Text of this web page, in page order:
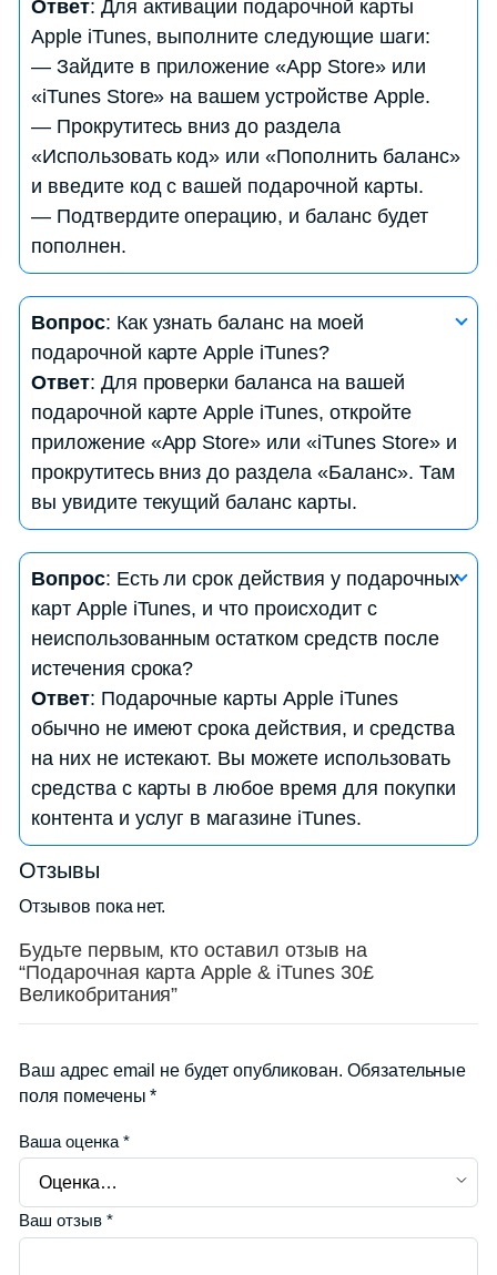
Ответ: Для активации подарочной карты
Apple iTunes, выполните следующие шаги:
— Зайдите в приложение «App Store» или
«iTunes Store» на вашем устройстве Apple.
— Прокрутитесь вниз до раздела
«Использовать код» или «Пополнить баланс»
и введите код с вашей подарочной карты.
— Подтвердите операцию, и баланс будет
пополнен.
Вопрос: Какие контент и услуги можно
приобрести с использованием подарочной карты
Apple iTunes?
Ответ: С помощью подарочной карты Apple
iTunes вы можете приобрести музыку, фильмы,
приложения, игры, книги и другой контент из
магазина iTunes. Также ее можно использовать
для оплаты подписок, таких как Apple Music или
Вопрос: Как узнать баланс на моей
подарочной карте Apple iTunes?
Ответ: Для проверки баланса на вашей
подарочной карте Apple iTunes, откройте
приложение «App Store» или «iTunes Store» и
прокрутитесь вниз до раздела «Баланс». Там
вы увидите текущий баланс карты.
Вопрос: Могу ли я передать подарочную карту
Apple iTunes другому пользователю?
Ответ: Да, вы можете передать подарочную
карту Apple iTunes другому пользователю,
передав им код с карты. Они могут активировать
карту и использовать средства на своем
аккаунте.
Вопрос: Есть ли срок действия у подарочных
карт Apple iTunes, и что происходит с
неиспользованным остатком средств после
истечения срока?
Ответ: Подарочные карты Apple iTunes
обычно не имеют срока действия, и средства
на них не истекают. Вы можете использовать
средства с карты в любое время для покупки
контента и услуг в магазине iTunes.
Отзывы
Отзывов пока нет.
Будьте первым, кто оставил отзыв на
“Подарочная карта Apple & iTunes 30£
Великобритания”
Ваш адрес email не будет опубликован. Обязательные
поля помечены*
Ваша оценка *
Ваш отзыв *